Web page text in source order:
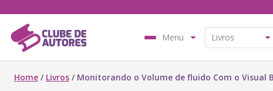
Menu
Home / Livros / Monitorando o Volume de fluido Com o Visual